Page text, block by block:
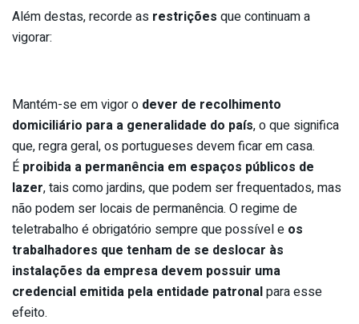
Além destas, recorde as restrições que continuam a
vigorar:
Mantém-se em vigor o dever de recolhimento
domiciliário para a generalidade do país, o que significa
que, regra geral, os portugueses devem ficar em casa.
É proibida a permanência em espaços públicos de
lazer, tais como jardins, que podem ser frequentados, mas
não podem ser locais de permanência. O regime de
teletrabalho é obrigatório sempre que possível e os
trabalhadores que tenham de se deslocar às
instalações da empresa devem possuir uma
credencial emitida pela entidade patronalpara esse
efeito.